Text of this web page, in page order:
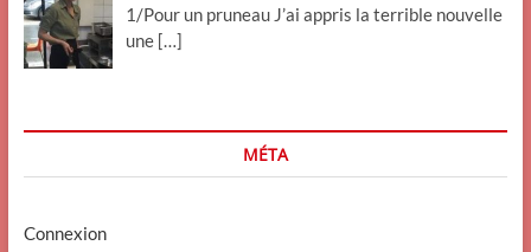
1/Pour un pruneau J’ai appris la terrible nouvelle
une […]
MÉTA
Connexion